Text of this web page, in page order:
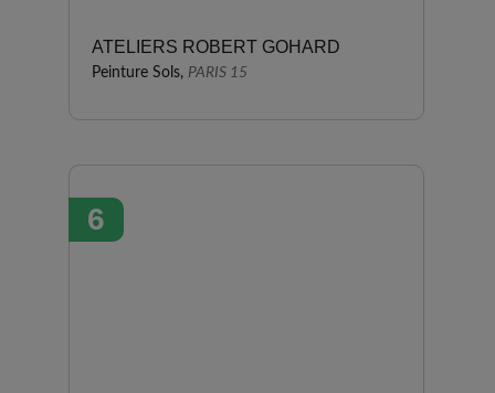
ATELIERS ROBERT GOHARD
Peinture Sols, PARIS 15
6